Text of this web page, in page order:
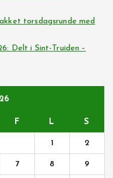
torsdagsrunde med
Delt i Sint-Truiden –
F L S
1 2
7 8 9